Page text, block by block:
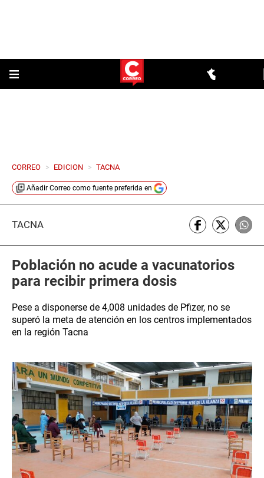
CORREO > EDICION > TACNA
Añadir Correo como fuente preferida en
TACNA
Población no acude a vacunatorios
para recibir primera dosis
Pese a disponerse de 4,008 unidades de Pfizer, no se
superó la meta de atención en los centros implementados
en la región Tacna